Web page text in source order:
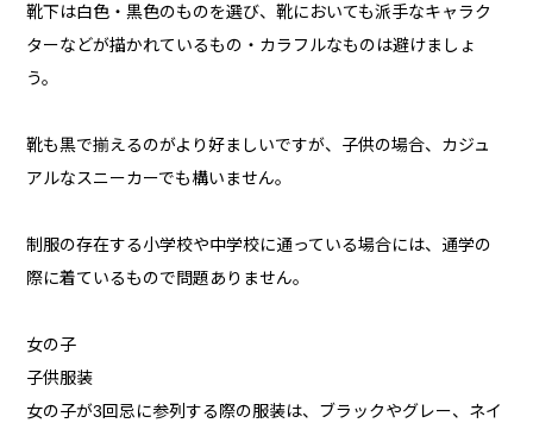
靴下は白色・黒色のものを選び、靴においても派手なキャラク
ターなどが描かれているもの・カラフルなものは避けましょ
う。
靴も黒で揃えるのがより好ましいですが、子供の場合、カジュ
アルなスニーカーでも構いません。
制服の存在する小学校や中学校に通っている場合には、通学の
際に着ているもので問題ありません。
女の子
子供服装
女の子が3回忌に参列する際の服装は、ブラックやグレー、ネイ